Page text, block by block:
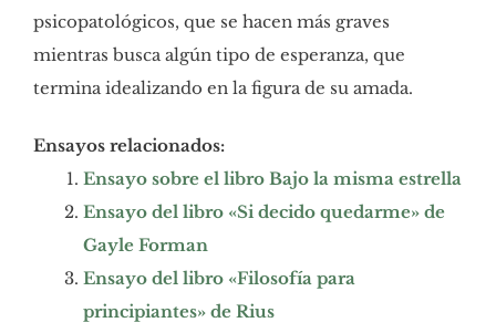
psicopatológicos, que se hacen más graves
mientras busca algún tipo de esperanza, que
termina idealizando en la figura de su amada.
Ensayos relacionados:
Ensayo sobre el libro Bajo la misma estrella
Ensayo del libro «Si decido quedarme» de
Gayle Forman
Ensayo del libro «Filosofía para
principiantes» de Rius